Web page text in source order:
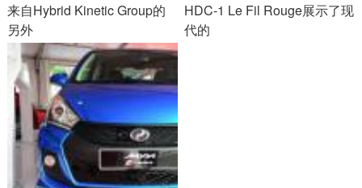
来自Hybrid Kinetic Group的
另外
HDC-1 Le Fil Rouge展示了现
代的